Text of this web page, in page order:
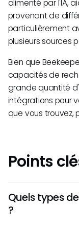
alimenté par l'IA,
provenant de
particulièrement
plusieurs sources
Bien que
capacités de
grande quantité
intégrations pour
que vous trouvez,
Points
Quels types
?